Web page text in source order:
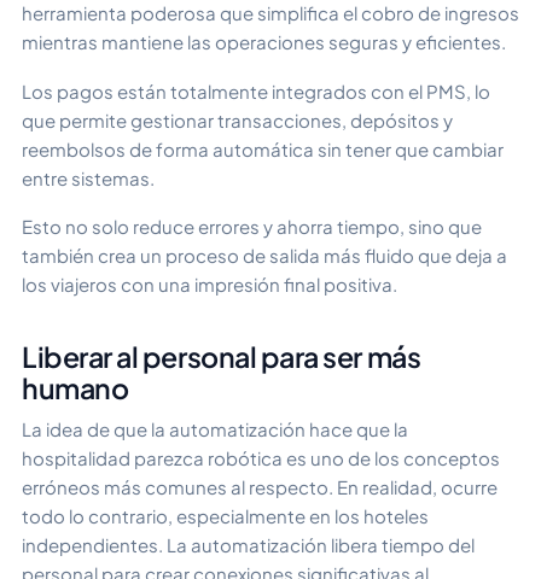
herramienta poderosa que simplifica el cobro de ingresos
mientras mantiene las operaciones seguras y eficientes.
Los pagos están totalmente integrados con el PMS, lo
que permite gestionar transacciones, depósitos y
reembolsos de forma automática sin tener que cambiar
entre sistemas.
Esto no solo reduce errores y ahorra tiempo, sino que
también crea un proceso de salida más fluido que deja a
los viajeros con una impresión final positiva.
Liberar al personal para ser más
humano
La idea de que la automatización hace que la
hospitalidad parezca robótica es uno de los conceptos
erróneos más comunes al respecto. En realidad, ocurre
todo lo contrario, especialmente en los hoteles
independientes. La automatización libera tiempo del
personal para crear conexiones significativas al